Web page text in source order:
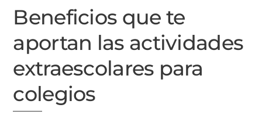
Beneficios que te
aportan las actividades
extraescolares para
colegios